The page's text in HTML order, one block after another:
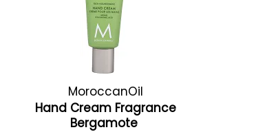
MoroccanOil
Hand Cream Fragrance
Bergamote